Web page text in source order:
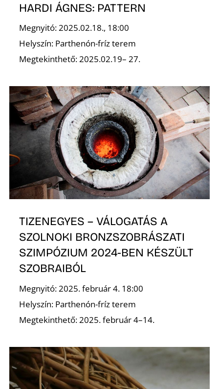
HARDI ÁGNES: PATTERN
Megnyitó: 2025.02.18., 18:00
Helyszín: Parthenón-fríz terem
Megtekinthető: 2025.02.19– 27.
TIZENEGYES – VÁLOGATÁS A
SZOLNOKI BRONZSZOBRÁSZATI
SZIMPÓZIUM 2024-BEN KÉSZÜLT
SZOBRAIBÓL
Megnyitó: 2025. február 4. 18:00
Helyszín: Parthenón-fríz terem
Megtekinthető: 2025. február 4–14.